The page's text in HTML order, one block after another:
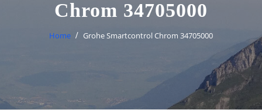
Chrom 34705000
Home Grohe Smartcontrol Chrom 34705000